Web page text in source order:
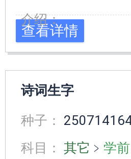
介绍：
查看详情
诗词生字
种子：
科目： 其它 ﹥ 学前